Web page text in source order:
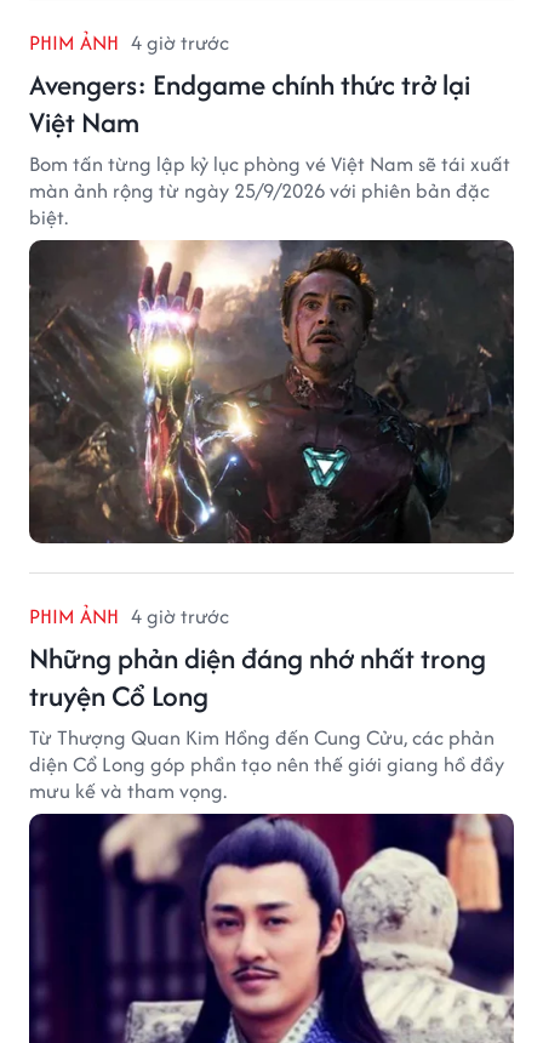
PHIM ẢNH 4 giờ trước
Avengers: Endgame chính thức trở lại
Việt Nam
Bom tấn từng lập kỷ lục phòng vé Việt Nam sẽ tái xuất
màn ảnh rộng từ ngày 25/9/2026 với phiên bản đặc
biệt.
PHIM ẢNH 4 giờ trước
Những phản diện đáng nhớ nhất trong
truyện Cổ Long
Từ Thượng Quan Kim Hồng đến Cung Cửu, các phản
diện Cổ Long góp phần tạo nên thế giới giang hồ đầy
mưu kế và tham vọng.